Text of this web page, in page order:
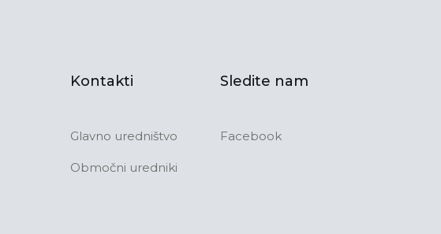
Kontakti
Glavno uredništvo
Območni uredniki
Sledite nam
Facebook